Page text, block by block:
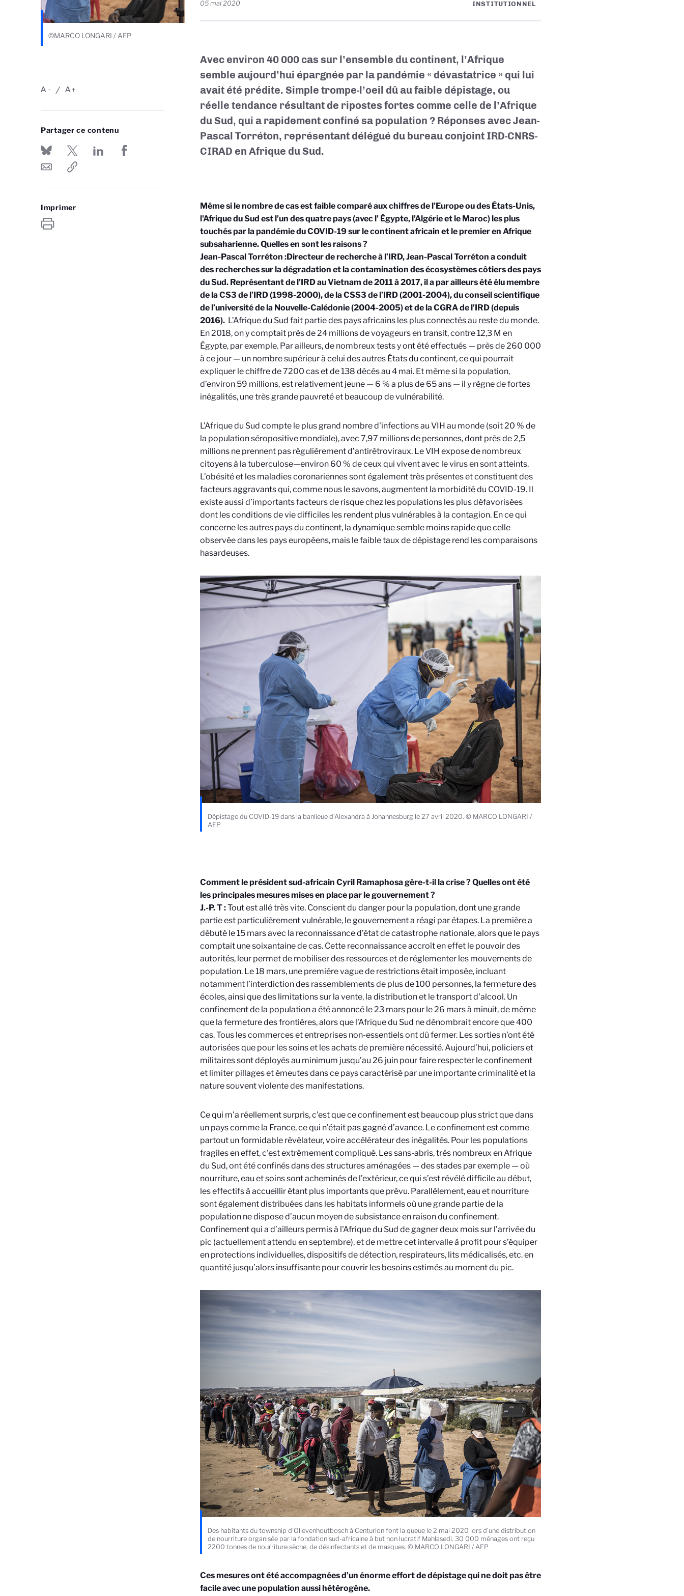
©MARCO LONGARI / AFP
-
A +
A
Partager ce contenu
Imprimer
05 mai 2020 INSTITUTIONNEL
Avec environ 40 000 cas sur l’ensemble du continent, l’Afrique
semble aujourd’hui épargnée par la pandémie « dévastatrice » qui lui
avait été prédite. Simple trompe-l’oeil dû au faible dépistage, ou
réelle tendance résultant de ripostes fortes comme celle de l’Afrique
du Sud, qui a rapidement confiné sa population ? Réponses avec Jean-
Pascal Torréton, représentant délégué du bureau conjoint IRD-CNRS-
CIRAD en Afrique du Sud.
Même si le nombre de cas est faible comparé aux chiffres de l’Europe ou des États-Unis,
l'Afrique du Sud est l’un des quatre pays (avec l’ Égypte, l’Algérie et le Maroc) les plus
touchés par la pandémie du COVID-19 sur le continent africain et le premier en Afrique
subsaharienne. Quelles en sont les raisons ?
Jean-Pascal Torréton :Directeur de recherche à l’IRD, Jean-Pascal Torréton a conduit
des recherches sur la dégradation et la contamination des écosystèmes côtiers des pays
du Sud. Représentant de l’IRD au Vietnam de 2011 à 2017, il a par ailleurs été élu membre
de la CS3 de l’IRD (1998-2000), de la CSS3 de l’IRD (2001-2004), du conseil scientifique
de l’université de la Nouvelle-Calédonie (2004-2005) et de la CGRA de l’IRD (depuis
2016).L’Afrique du Sud fait partie des pays africains les plus connectés au reste du monde.
En 2018, on y comptait près de 24 millions de voyageurs en transit, contre 12,3 M en
Égypte, par exemple. Par ailleurs, de nombreux tests y ont été effectués — près de 260 000
à ce jour — un nombre supérieur à celui des autres États du continent, ce qui pourrait
expliquer le chiffre de 7200 cas et de 138 décès au 4 mai. Et même si la population,
d’environ 59 millions, est relativement jeune — 6 % a plus de 65 ans — il y règne de fortes
inégalités, une très grande pauvreté et beaucoup de vulnérabilité.
L'Afrique du Sud compte le plus grand nombre d'infections au VIH au monde (soit 20 % de
la population séropositive mondiale), avec 7,97 millions de personnes, dont près de 2,5
millions ne prennent pas régulièrement d’antirétroviraux. Le VIH expose de nombreux
citoyens à la tuberculose—environ 60 % de ceux qui vivent avec le virus en sont atteints.
L’obésité et les maladies coronariennes sont également très présentes et constituent des
facteurs aggravants qui, comme nous le savons, augmentent la morbidité du COVID-19. Il
existe aussi d’importants facteurs de risque chez les populations les plus défavorisées
dont les conditions de vie difficiles les rendent plus vulnérables à la contagion. En ce qui
concerne les autres pays du continent, la dynamique semble moins rapide que celle
observée dans les pays européens, mais le faible taux de dépistage rend les comparaisons
hasardeuses.
Dépistage du COVID-19 dans la banlieue d'Alexandra à Johannesburg le 27 avril 2020. © MARCO LONGARI /
AFP
Comment le président sud-africain Cyril Ramaphosa gère-t-il la crise ? Quelles ont été
les principales mesures mises en place par le gouvernement ?
J.-P. T :Tout est allé très vite. Conscient du danger pour la population, dont une grande
partie est particulièrement vulnérable, le gouvernement a réagi par étapes. La première a
débuté le 15 mars avec la reconnaissance d’état de catastrophe nationale, alors que le pays
comptait une soixantaine de cas. Cette reconnaissance accroît en effet le pouvoir des
autorités, leur permet de mobiliser des ressources et de réglementer les mouvements de
population. Le 18 mars, une première vague de restrictions était imposée, incluant
notamment l’interdiction des rassemblements de plus de 100 personnes, la fermeture des
écoles, ainsi que des limitations sur la vente, la distribution et le transport d'alcool. Un
confinement de la population a été annoncé le 23 mars pour le 26 mars à minuit, de même
que la fermeture des frontières, alors que l'Afrique du Sud ne dénombrait encore que 400
cas. Tous les commerces et entreprises non-essentiels ont dû fermer. Les sorties n’ont été
autorisées que pour les soins et les achats de première nécessité. Aujourd’hui, policiers et
militaires sont déployés au minimum jusqu’au 26 juin pour faire respecter le confinement
et limiter pillages et émeutes dans ce pays caractérisé par une importante criminalité et la
nature souvent violente des manifestations.
Ce qui m'a réellement surpris, c’est que ce confinement est beaucoup plus strict que dans
un pays comme la France, ce qui n’était pas gagné d’avance. Le confinement est comme
partout un formidable révélateur, voire accélérateur des inégalités. Pour les populations
fragiles en effet, c'est extrêmement compliqué. Les sans-abris, très nombreux en Afrique
du Sud, ont été confinés dans des structures aménagées — des stades par exemple — où
nourriture, eau et soins sont acheminés de l’extérieur, ce qui s’est révélé difficile au début,
les effectifs à accueillir étant plus importants que prévu. Parallèlement, eau et nourriture
sont également distribuées dans les habitats informels où une grande partie de la
population ne dispose d’aucun moyen de subsistance en raison du confinement.
Confinement qui a d’ailleurs permis à l'Afrique du Sud de gagner deux mois sur l’arrivée du
pic (actuellement attendu en septembre), et de mettre cet intervalle à profit pour s’équiper
en protections individuelles, dispositifs de détection, respirateurs, lits médicalisés, etc. en
quantité jusqu’alors insuffisante pour couvrir les besoins estimés au moment du pic.
Des habitants du township d'Olievenhoutbosch à Centurion font la queue le 2 mai 2020 lors d'une distribution
de nourriture organisée par la fondation sud-africaine à but non lucratif Mahlasedi. 30 000 ménages ont reçu
2200 tonnes de nourriture sèche, de désinfectants et de masques. © MARCO LONGARI / AFP
Ces mesures ont été accompagnées d’un énorme effort de dépistage qui ne doit pas être
facile avec une population aussi hétérogène.